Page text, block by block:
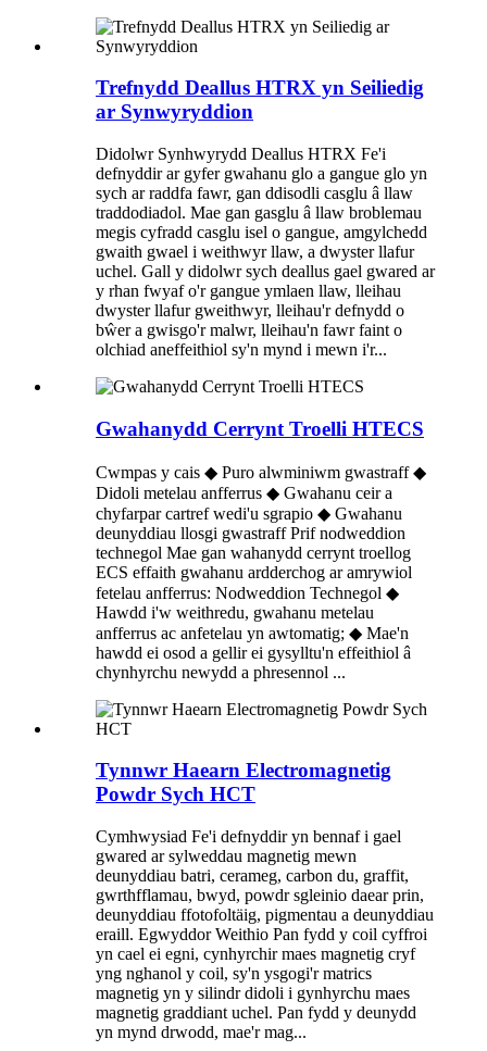
Trefnydd Deallus HTRX yn Seiliedig
ar Synwyryddion
Didolwr Synhwyrydd Deallus HTRX Fe'i
defnyddir ar gyfer gwahanu glo a gangue glo yn
sych ar raddfa fawr, gan ddisodli casglu â llaw
traddodiadol. Mae gan gasglu â llaw broblemau
megis cyfradd casglu isel o gangue, amgylchedd
gwaith gwael i weithwyr llaw, a dwyster llafur
uchel. Gall y didolwr sych deallus gael gwared ar
y rhan fwyaf o'r gangue ymlaen llaw, lleihau
dwyster llafur gweithwyr, lleihau'r defnydd o
bŵer a gwisgo'r malwr, lleihau'n fawr faint o
olchiad aneffeithiol sy'n mynd i mewn i'r...
Gwahanydd Cerrynt Troelli HTECS
Cwmpas y cais ◆ Puro alwminiwm gwastraff ◆
Didoli metelau anfferrus ◆ Gwahanu ceir a
chyfarpar cartref wedi'u sgrapio ◆ Gwahanu
deunyddiau llosgi gwastraff Prif nodweddion
technegol Mae gan wahanydd cerrynt troellog
ECS ​​effaith gwahanu ardderchog ar amrywiol
fetelau anfferrus: Nodweddion Technegol ◆
Hawdd i'w weithredu, gwahanu metelau
anfferrus ac anfetelau yn awtomatig; ◆ Mae'n
hawdd ei osod a gellir ei gysylltu'n effeithiol â
chynhyrchu newydd a phresennol ...
Tynnwr Haearn Electromagnetig
Powdr Sych HCT
Cymhwysiad Fe'i defnyddir yn bennaf i gael
gwared ar sylweddau magnetig mewn
deunyddiau batri, cerameg, carbon du, graffit,
gwrthfflamau, bwyd, powdr sgleinio daear prin,
deunyddiau ffotofoltäig, pigmentau a deunyddiau
eraill. Egwyddor Weithio Pan fydd y coil cyffroi
yn cael ei egni, cynhyrchir maes magnetig cryf
yng nghanol y coil, sy'n ysgogi'r matrics
magnetig yn y silindr didoli i gynhyrchu maes
magnetig graddiant uchel. Pan fydd y deunydd
yn mynd drwodd, mae'r mag...